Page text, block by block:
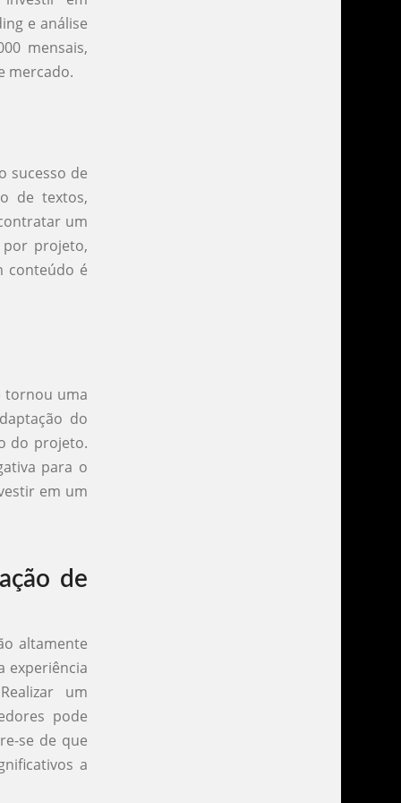
e análise
mensais,
mercado.
sucesso de
de textos,
um
por projeto,
conteúdo é
tornou uma
do
do projeto.
para o
em um
de
altamente
experiência
um
pode
se de que
a